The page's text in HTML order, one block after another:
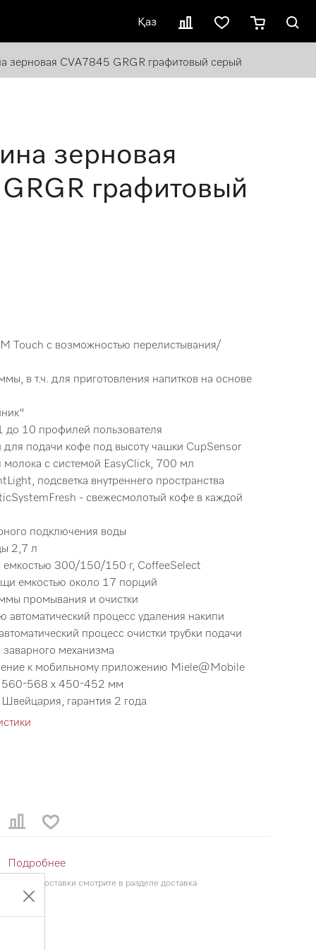
Қаз
зерновая CVA7845 GRGR графитовый серый
зерновая
графитовый
Touch с возможностью перелистывания/
в т.ч. для приготовления напитков на основе
до 10 профилей пользователя
для подачи кофе под высоту чашки CupSensor
молока с системой EasyClick, 700 мл
подсветка внутреннего пространства
- свежесмолотый кофе в каждой
подключения воды
2,7 л
емкостью 300/150/150 г, CoffeeSelect
емкостью около 17 порций
промывания и очистки
автоматический процесс удаления накипи
процесс очистки трубки подачи
механизма
к мобильному приложению Miele@Mobile
560-568 х 450-452 мм
гарантия 2 года
Подробнее
ценам доставки смотрите в разделе доставка